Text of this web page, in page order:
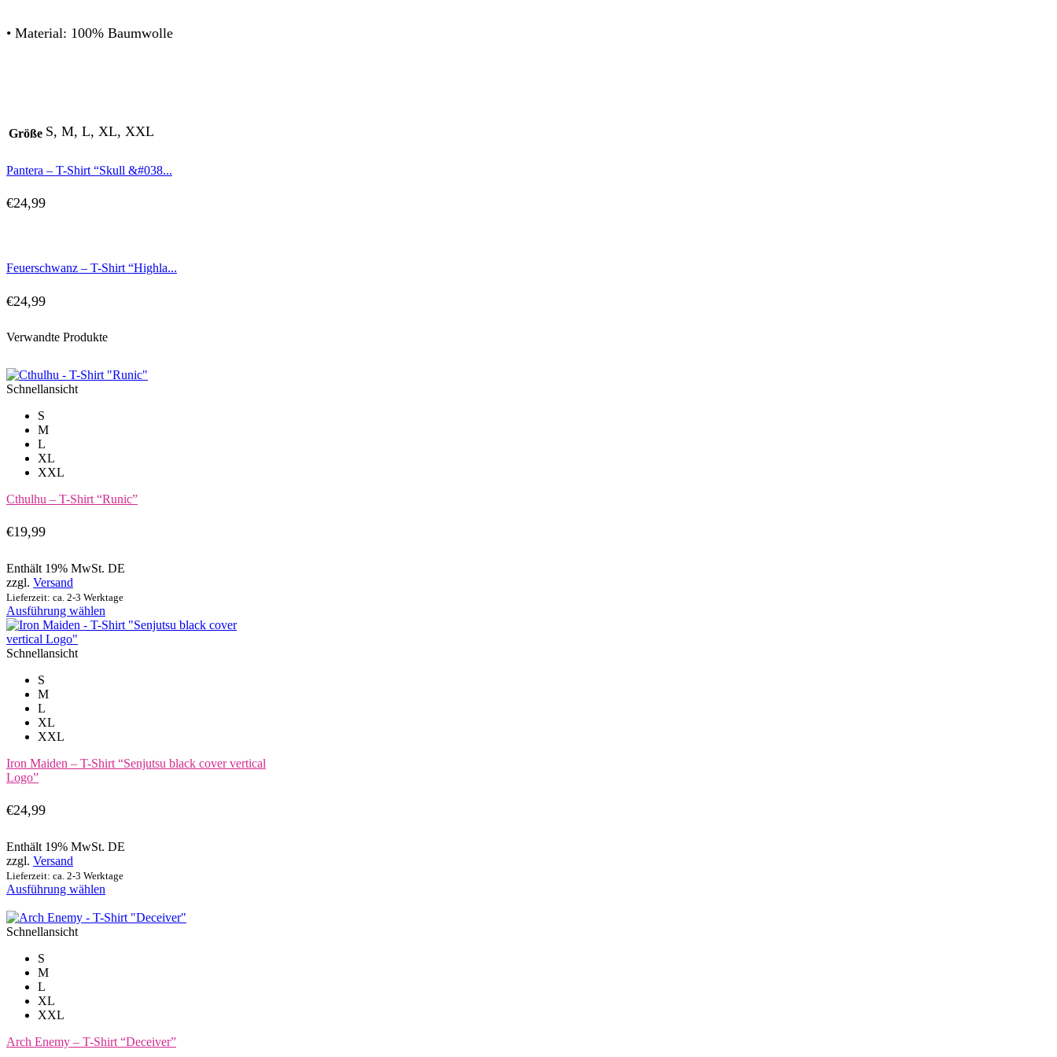
• Material: 100% Baumwolle
Größe S, M, L, XL, XXL
Pantera – T-Shirt “Skull &#038...
€24,99
Feuerschwanz – T-Shirt “Highla...
€24,99
Verwandte Produkte
Schnellansicht
S
M
L
XL
XXL
Cthulhu – T-Shirt “Runic”
€19,99
Enthält 19% MwSt. DE
zzgl. Versand
Lieferzeit: ca. 2-3 Werktage
Ausführung wählen
Produkt
Produktseite
Schnellansicht
S
M
L
XL
XXL
Iron Maiden – T-Shirt “Senjutsu black cover vertical
Logo”
€24,99
Enthält 19% MwSt. DE
zzgl. Versand
Lieferzeit: ca. 2-3 Werktage
Ausführung wählen
weist
Produktseite
Schnellansicht
S
M
L
XL
XXL
Arch Enemy – T-Shirt “Deceiver”